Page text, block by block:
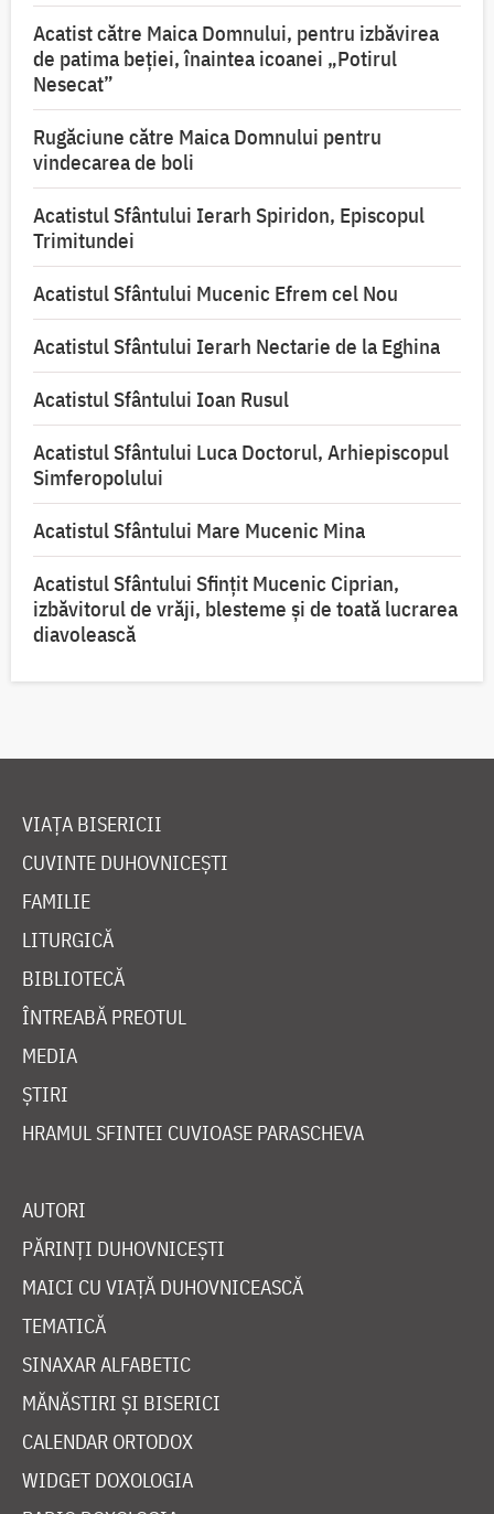
Acatist către Maica Domnului, pentru izbăvirea
de patima beției, înaintea icoanei „Potirul
Nesecat”
Rugăciune către Maica Domnului pentru
vindecarea de boli
Acatistul Sfântului Ierarh Spiridon, Episcopul
Trimitundei
Acatistul Sfântului Mucenic Efrem cel Nou
Acatistul Sfântului Ierarh Nectarie de la Eghina
Acatistul Sfântului Ioan Rusul
Acatistul Sfântului Luca Doctorul, Arhiepiscopul
Simferopolului
Acatistul Sfântului Mare Mucenic Mina
Acatistul Sfântului Sfințit Mucenic Ciprian,
izbăvitorul de vrăji, blesteme și de toată lucrarea
diavolească
VIAȚA BISERICII
CUVINTE DUHOVNICEȘTI
FAMILIE
LITURGICĂ
BIBLIOTECĂ
ÎNTREABĂ PREOTUL
MEDIA
ȘTIRI
HRAMUL SFINTEI CUVIOASE PARASCHEVA
AUTORI
PĂRINȚI DUHOVNICEȘTI
MAICI CU VIAȚĂ DUHOVNICEASCĂ
TEMATICĂ
SINAXAR ALFABETIC
MĂNĂSTIRI ȘI BISERICI
CALENDAR ORTODOX
WIDGET DOXOLOGIA